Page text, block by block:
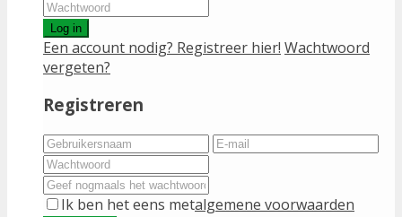
Log in
Een account nodig? Registreer hier! Wachtwoord
vergeten?
Registreren
Ik ben het eens metalgemene voorwaarden